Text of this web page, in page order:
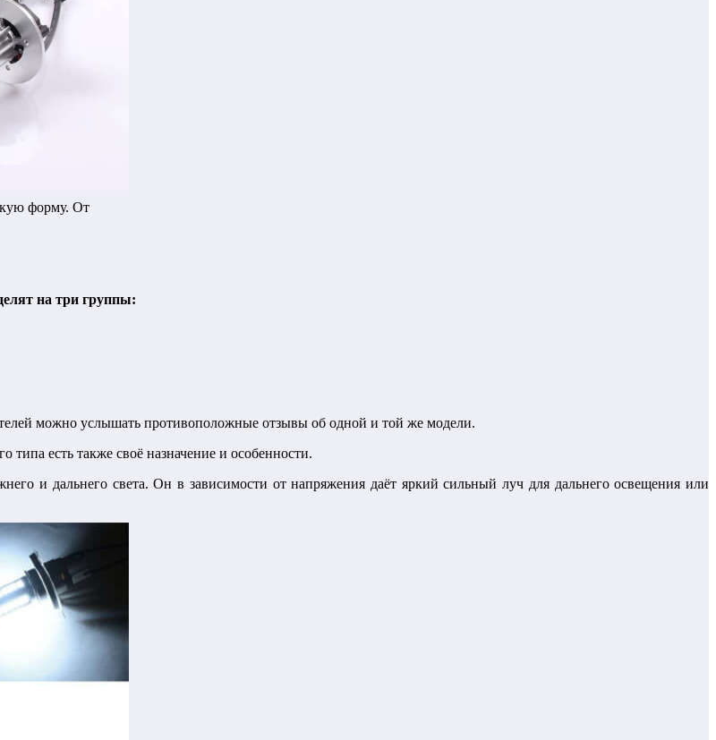
форму. От
на три группы:
можно услышать противоположные отзывы об одной и той же модели.
есть также своё назначение и особенности.
и дальнего света. Он в зависимости от напряжения даёт яркий сильный луч для дальнего освещения или